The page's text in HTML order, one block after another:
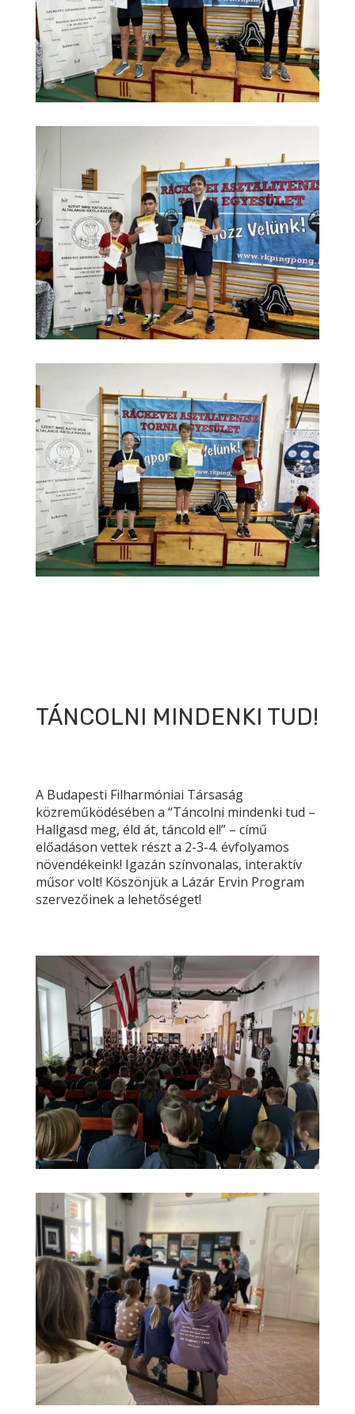
TÁNCOLNI MINDENKI TUD!
A Budapesti Filharmóniai Társaság
közreműködésében a “Táncolni mindenki tud –
Hallgasd meg, éld át, táncold el!” – című
előadáson vettek részt a 2-3-4. évfolyamos
növendékeink! Igazán színvonalas, interaktív
műsor volt! Köszönjük a Lázár Ervin Program
szervezőinek a lehetőséget!